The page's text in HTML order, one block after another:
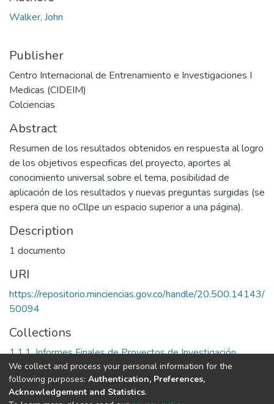
Walker, John
Publisher
Centro Internacional de Entrenamiento e Investigaciones I
Medicas (CIDEIM)
Colciencias
Abstract
Resumen de los resultados obtenidos en respuesta al logro
de los objetivos especificas del proyecto, aportes al
conocimiento universal sobre el tema, posibilidad de
aplicación de los resultados y nuevas preguntas surgidas (se
espera que no oCllpe un espacio superior a una página).
Description
1 documento
URI
https://repositorio.minciencias.gov.co/handle/20.500.14143/
50094
Collections
1.1.1. Informes Finales de Proyectos de Investigación
Full item page
We collect and process your personal information for the
following purposes: Authentication, Preferences,
Acknowledgement and Statistics.